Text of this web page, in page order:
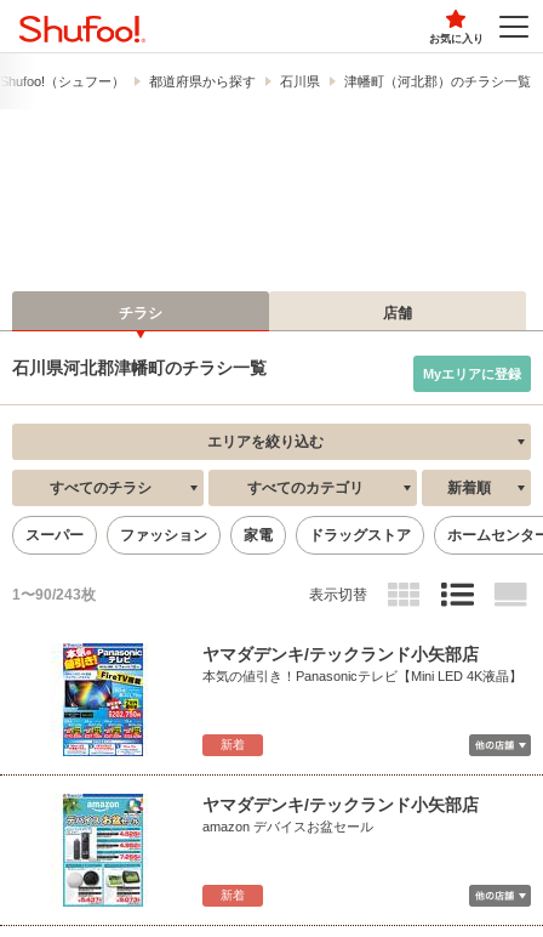
お気に入り
（シュフー） 都道府県から探す 石川県 津幡町（河北郡）のチラシ一覧
チラシ 店舗
石川県河北郡津幡町のチラシ一覧 Myエリアに登録
エリアを絞り込む
すべてのチラシ すべてのカテゴリ 新着順
スーパー ファッション 家電 ドラッグストア ホームセンタ
1〜90/243枚 表示切替
新着
ヤマダデンキ/テックランド小矢部店
本気の値引き！Panasonicテレビ【Mini LED 4K液晶】
新着
ヤマダデンキ/テックランド小矢部店
amazon デバイスお盆セール